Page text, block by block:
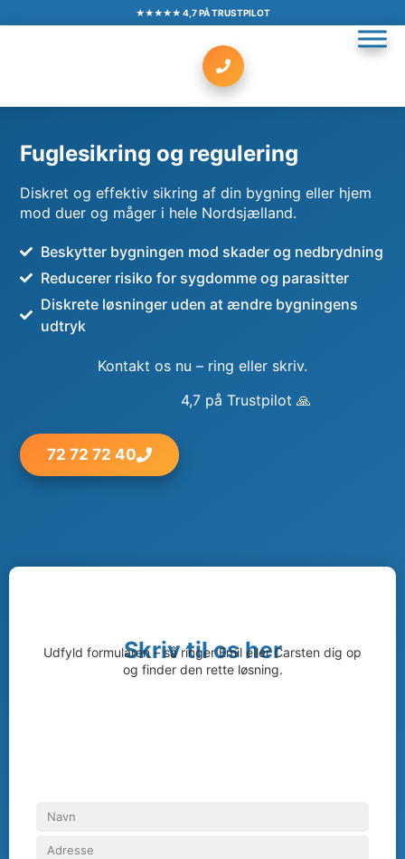
★★★★★ 4,7 PÅ TRUSTPILOT
Fuglesikring og regulering
Diskret og effektiv sikring af din bygning eller hjem
mod duer og måger i hele Nordsjælland.
Beskytter bygningen mod skader og nedbrydning
Reducerer risiko for sygdomme og parasitter
Diskrete løsninger uden at ændre bygningens
udtryk
Kontakt os nu – ring eller skriv.
4,7 på Trustpilot 🙏
72 72 72 40
Skriv til os her
Udfyld formularen – så ringer Emil eller Carsten dig op
og finder den rette løsning.